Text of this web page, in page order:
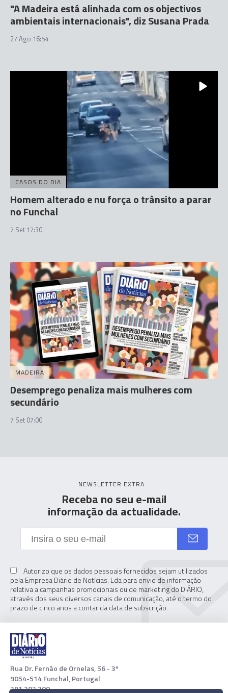
"A Madeira está alinhada com os objectivos
ambientais internacionais", diz Susana Prada
27 Ago 16:54
CASOS DO DIA
Homem alterado e nu força o trânsito a parar
no Funchal
7 Set 17:30
MADEIRA
Desemprego penaliza mais mulheres com
secundário
7 Set 07:00
NEWSLETTER EXTRA
Receba no seu e-mail
informação da actualidade.
Autorizo que os dados pessoais fornecidos sejam utilizados
pela Empresa Diário de Notícias. Lda para envio de informação
relativa a campanhas promocionais ou de marketing do DIÁRIO,
através dos seus diversos canais de comunicação, até o termo do
prazo de cinco anos a contar da data de subscrição.
Rua Dr. Fernão de Ornelas, 56 - 3º
9054-514 Funchal, Portugal
291 202 300